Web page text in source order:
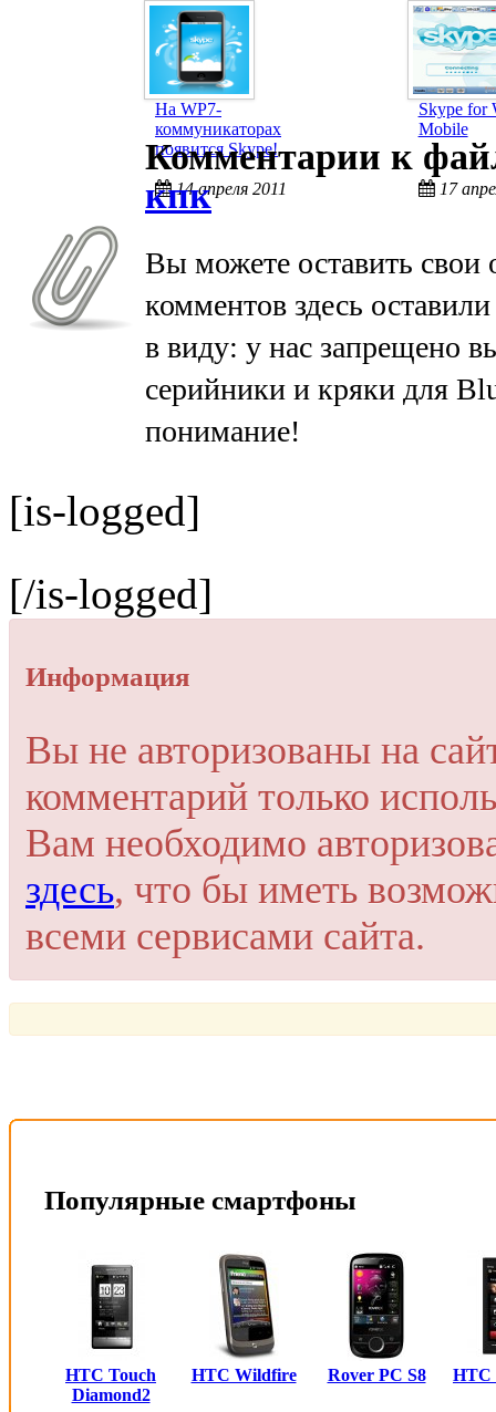
На WP7-
коммуникаторах
появится Skype!
14 апреля 2011
Skype for
Mobile
17
Комментарии к
кпк
Вы можете оставить свои
комментов здесь
в виду: у нас запрещено
серийники и кряки для
понимание!
[is-logged]
[/is-logged]
Информация
Вы не авторизованы на
комментарий только
Вам необходимо
здесь, что бы иметь
всеми сервисами сайта.
Популярные смартфоны
HTC Touch
Diamond2
HTC Wildfire Rover PC S8 HTC